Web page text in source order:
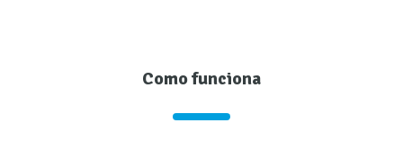
Como funciona